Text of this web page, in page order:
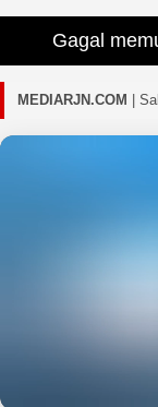
Gagal
MEDIARJN.COM